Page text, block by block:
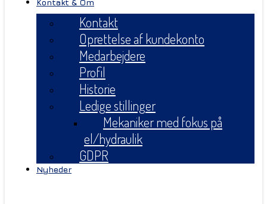
Kontakt & Om
Kontakt
Oprettelse af kundekonto
Medarbejdere
Profil
Historie
Ledige stillinger
Mekaniker med fokus på
el/hydraulik
GDPR
Nyheder